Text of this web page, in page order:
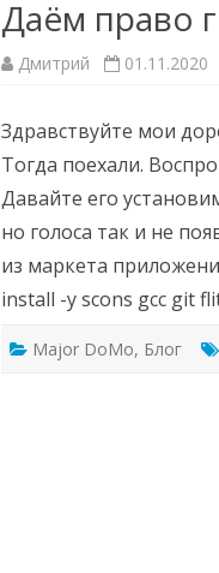
Даём право
Дмитрий 01.11.2020
Здравствуйте мои
Тогда поехали.
Давайте его
но голоса так и не
из маркета
install -y scons gcc git
Major DoMo, Блог